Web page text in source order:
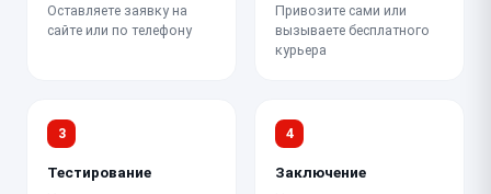
Оставляете заявку на
сайте или по телефону
Привозите сами или
вызываете бесплатного
курьера
3
Тестирование
4
Заключение